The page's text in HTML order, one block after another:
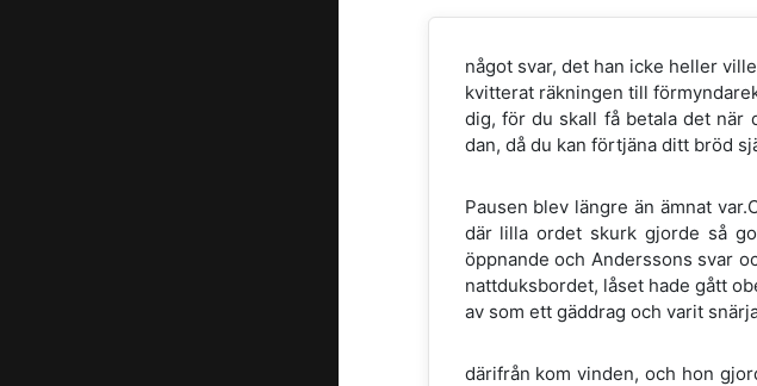
något svar, det han icke heller
kvitterat räkningen till
dig, för du skall få betala det när
dan, då du kan förtjäna ditt bröd
Pausen blev längre än ämnat
där lilla ordet skurk gjorde så
öppnande och Anderssons svar
nattduksbordet, låset hade gått
av som ett gäddrag och varit
därifrån kom vinden, och hon